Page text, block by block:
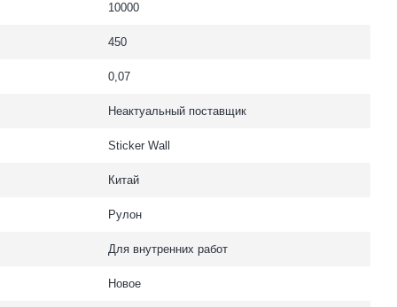
10000
450
0,07
Неактуальный поставщик
Sticker Wall
Китай
Рулон
Для внутренних работ
Новое